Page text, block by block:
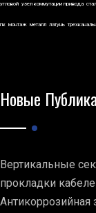
угловой узел коммутации привода
пк монтаж металл латунь
Новые
Вертикальные
прокладки
Антикоррозийная